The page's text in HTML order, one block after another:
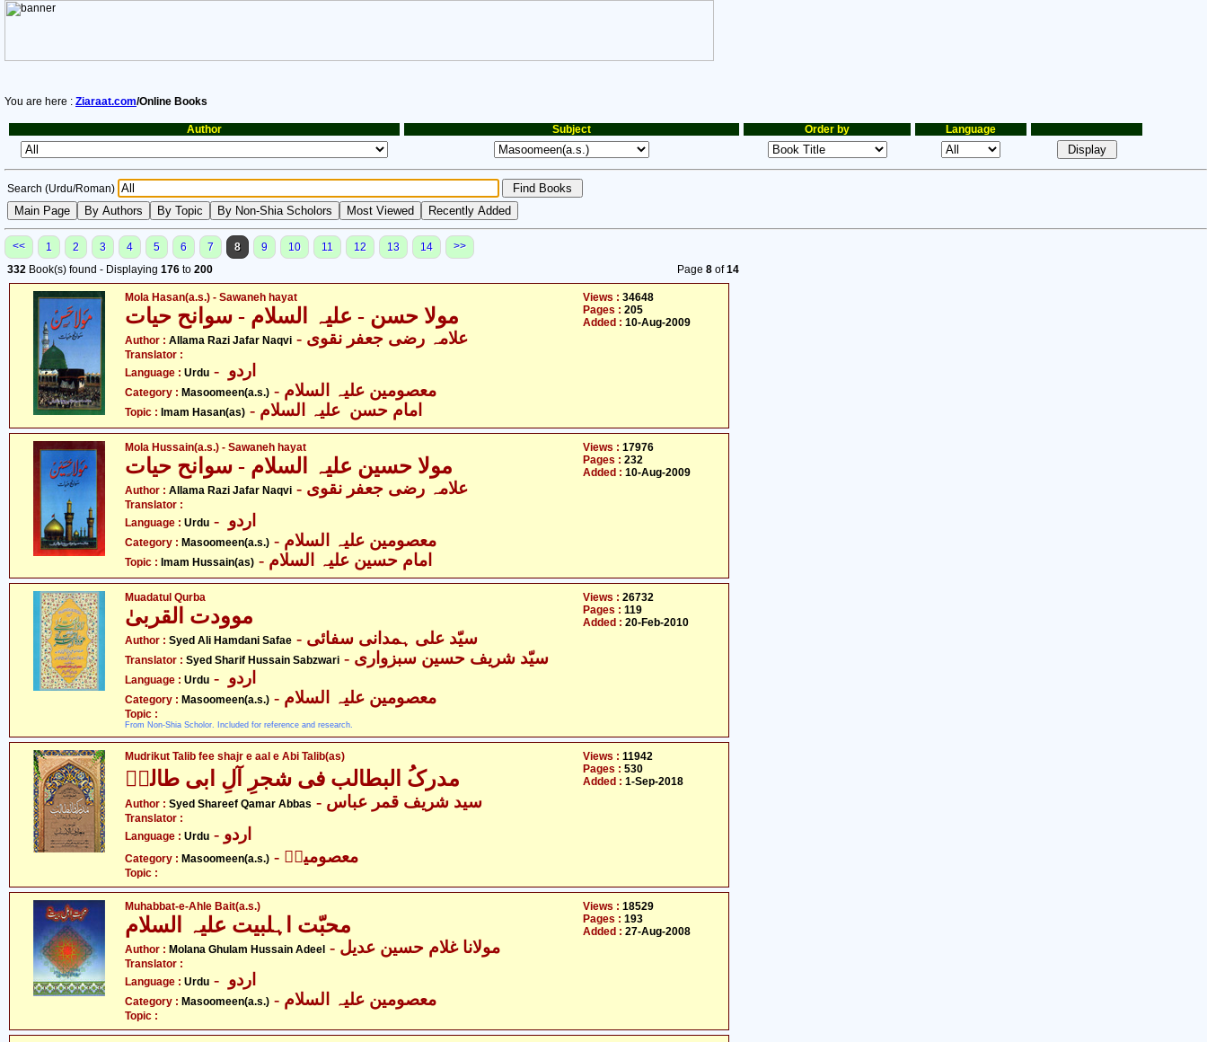
You are here : Ziaraat.com/Online Books
Author Subject Order by Language
Search (Urdu/Roman)
<< 1 2 3 4 5 6 7 8 9 10 11 12 13 14
>>
332 Book(s) found - Displaying 176 to 200 Page 8 of14
Mola Hasan(a.s.) - Sawaneh hayat
مولا حسن - علیہ السلام - سوانح حیات
Author : Allama Razi Jafar Naqvi - علامہ رضی جعفر نقوی
Translator :
Language : Urdu
Category : Masoomeen(a.s.)
Topic : Imam Hasan(as) - امام حسن علیہ السلام
Views : 34648
Pages : 205
Added : 10-Aug-2009
Mola Hussain(a.s.) - Sawaneh hayat
Author : Allama Razi Jafar Naqvi - علامہ رضی جعفر نقوی
Translator :
Language : Urdu
Category : Masoomeen(a.s.)
Topic : Imam Hussain(as) - امام حسین علیہ السلام
Views : 17976
Pages : 232
Added : 10-Aug-2009
Muadatul Qurba
Author : Syed Ali Hamdani Safae - سیّد علی ہمدانی سفائی
Translator : Syed Sharif Hussain Sabzwari - سیّد شریف حسین سبزواری
Language : Urdu
Category : Masoomeen(a.s.)
Topic :
From Non-Shia Scholor. Included for reference and research.
Views : 26732
Pages : 119
Added : 20-Feb-2010
Mudrikut Talib fee shajr e aal e Abi Talib(as)
مدرکُ البطالب فی شجرِ آلِ ابی طالبؑ
Author : Syed Shareef Qamar Abbas - سید شریف قمر عباس
Translator :
Language : Urdu - اردو
Category : Masoomeen(a.s.) - معصومینؑ
Topic :
Views : 11942
Pages : 530
Added : 1-Sep-2018
Muhabbat-e-Ahle Bait(a.s.)
Author : Molana Ghulam Hussain Adeel - مولانا غلام حسین عدیل
Translator :
Language : Urdu
Category : Masoomeen(a.s.)
Topic :
Views : 18529
Pages : 193
Added : 27-Aug-2008